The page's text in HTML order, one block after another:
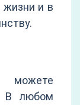
жизни и в
можете
В любом